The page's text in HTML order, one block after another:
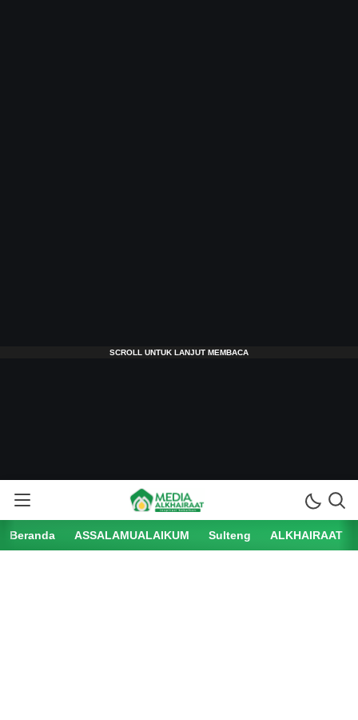
Beranda ASSALAMUALAIKUM Sulteng ALKHAIRAAT